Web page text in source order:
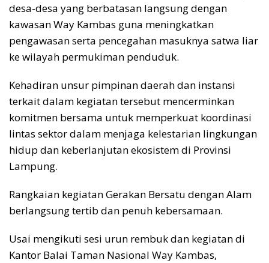
desa-desa yang berbatasan langsung dengan
kawasan Way Kambas guna meningkatkan
pengawasan serta pencegahan masuknya satwa liar
ke wilayah permukiman penduduk.
Kehadiran unsur pimpinan daerah dan instansi
terkait dalam kegiatan tersebut mencerminkan
komitmen bersama untuk memperkuat koordinasi
lintas sektor dalam menjaga kelestarian lingkungan
hidup dan keberlanjutan ekosistem di Provinsi
Lampung.
Rangkaian kegiatan Gerakan Bersatu dengan Alam
berlangsung tertib dan penuh kebersamaan.
Usai mengikuti sesi urun rembuk dan kegiatan di
Kantor Balai Taman Nasional Way Kambas,